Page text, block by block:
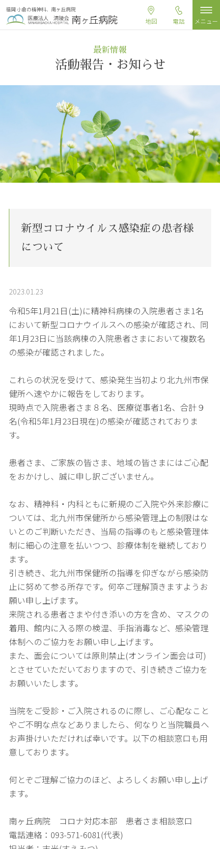
福岡 小倉の精神科、南ヶ丘病院
地図 電話 メニュー
最新情報
活動報告・お知らせ
新型コロナウイルス感染症の患者様
について
2023.01.23
令和5年1月21日(土)に精神科病棟の入院患者さま1名
において新型コロナウイルスへの感染が確認され、同
年1月23日に当該病棟の入院患者さまにおいて複数名
の感染が確認されました。
これらの状況を受けて、感染発生当初より北九州市保
健所へ速やかに報告をしております。
現時点で入院患者さま８名、医療従事者1名、合計９
名(令和5年1月23日現在)の感染が確認されておりま
す。
患者さま、ご家族の皆さま、地域の皆さまにはご心配
をおかけし、誠に申し訳ございません。
なお、精神科・内科ともに新規のご入院や外来診療に
ついては、北九州市保健所から感染管理上の制限はな
いとのご判断いただき、当局の指導のもと感染管理体
制に細心の注意を払いつつ、診療体制を継続しており
ます。
引き続き、北九州市保健所の指導を仰ぎながら感染防
止に努めて参る所存です。何卒ご理解頂きますようお
願い申し上げます。
来院される患者さまや付き添いの方を含め、マスクの
着用、館内に入る際の検温、手指消毒など、感染管理
体制へのご協力をお願い申し上げます。
また、面会については原則禁止(オンライン面会は可)
とさせていただいておりますので、引き続きご協力を
お願いいたします。
当院をご受診・ご入院されるのに際し、ご心配なこと
やご不明な点などありましたら、何なりと当院職員へ
お声掛けいただければ幸いです。以下の相談窓口も用
意しております。
何とぞご理解ご協力のほど、よろしくお願い申し上げ
ます。
南ヶ丘病院 コロナ対応本部 患者さま相談窓口
電話連絡：093-571-6081(代表)